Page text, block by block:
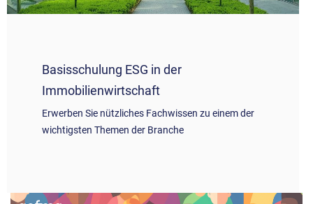
Basisschulung ESG in der
Immobilienwirtschaft
Erwerben Sie nützliches Fachwissen zu einem der
wichtigsten Themen der Branche